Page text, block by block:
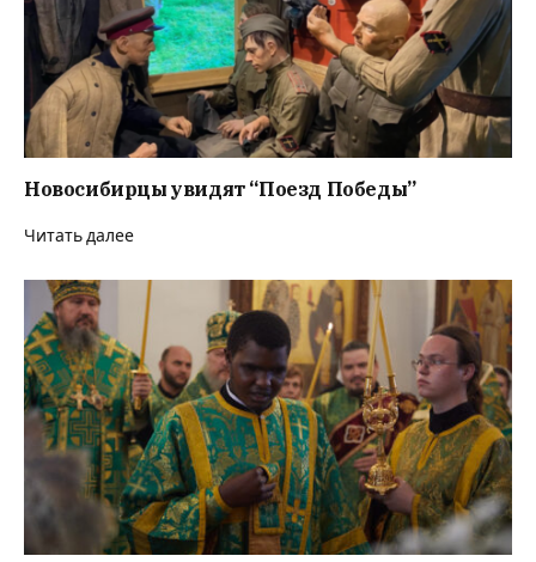
Новосибирцы увидят “Поезд Победы”
Читать далее